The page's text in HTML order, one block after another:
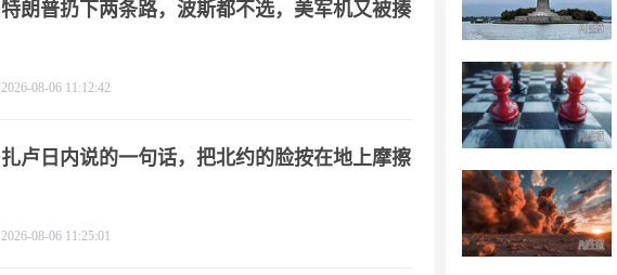
特朗普扔下两条路，波斯都不选，美军机又被揍
2026-08-06 11:12:42
扎卢日内说的一句话，把北约的脸按在地上摩擦
2026-08-06 11:25:01